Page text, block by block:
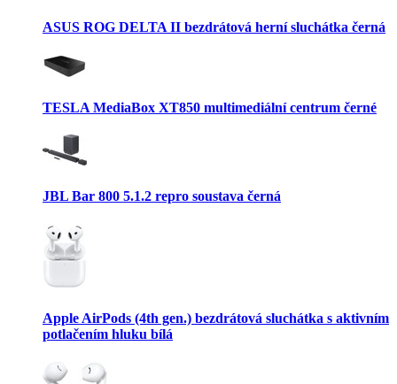
ASUS ROG DELTA II bezdrátová herní sluchátka černá
TESLA MediaBox XT850 multimediální centrum černé
JBL Bar 800 5.1.2 repro soustava černá
Apple AirPods (4th gen.) bezdrátová sluchátka s aktivním
potlačením hluku bílá